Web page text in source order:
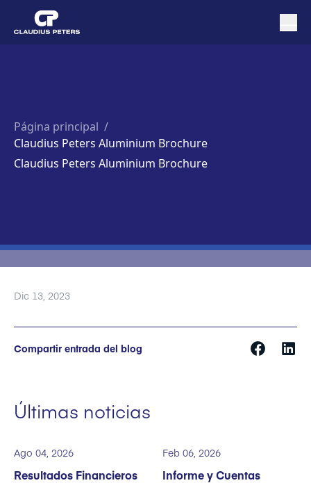
Página principal /
Claudius Peters Aluminium Brochure
Claudius Peters Aluminium Brochure
Dic 13, 2023
Compartir entrada del blog
Últimas noticias
Ago 04, 2026
Resultados Financieros
Feb 06, 2026
Informe y Cuentas